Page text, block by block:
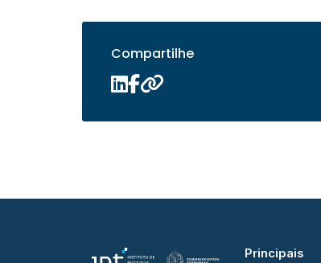
Compartilhe
Principais